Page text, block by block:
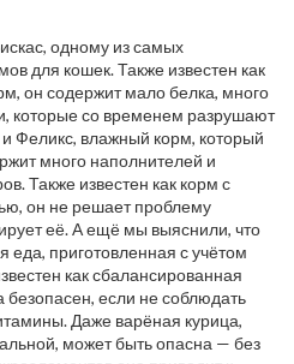
, одному из самых
для кошек. Также известен как
, он содержит мало белка, много
которые со временем разрушают
Феликс, влажный корм, который
много наполнителей и
. Также известен как корм с
, он не решает проблему
её. А ещё мы выяснили, что
еда, приготовленная с учётом
каксбалансированная
безопасен, если не соблюдать
. Даже варёная курица,
может быть опасна — без